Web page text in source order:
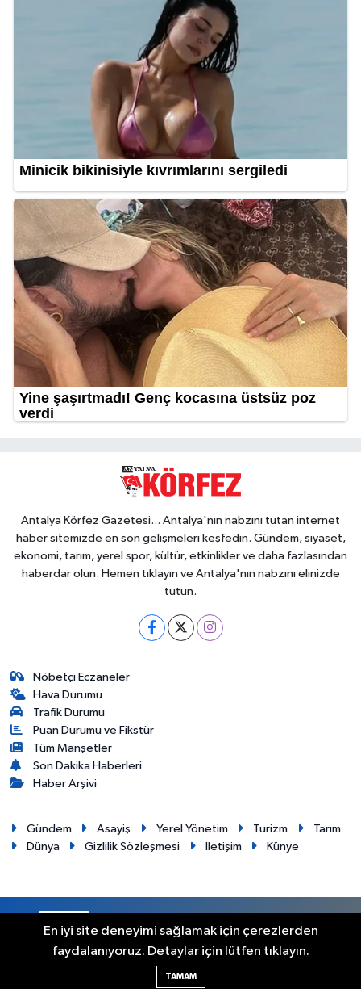
Antalya Körfez Gazetesi... Antalya'nın nabzını tutan internet
haber sitemizde en son gelişmeleri keşfedin. Gündem, siyaset,
ekonomi, tarım, yerel spor, kültür, etkinlikler ve daha fazlasından
haberdar olun. Hemen tıklayın ve Antalya'nın nabzını elinizde
tutun.
Nöbetçi Eczaneler
Hava Durumu
Trafik Durumu
Puan Durumu ve Fikstür
Tüm Manşetler
Son Dakika Haberleri
Haber Arşivi
Gündem Asayiş Yerel Yönetim Turizm
Tarım
Dünya
Gizlilik Sözleşmesi İletişim Künye
Haber Yazılımı:
En iyi site deneyimi sağlamak için çerezlerden
faydalanıyoruz. Detaylar için lütfen tıklayın.
TAMAM